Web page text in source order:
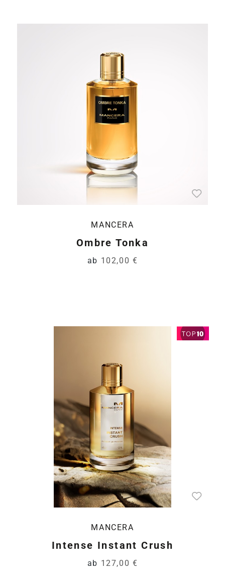
MANCERA
Ombre Tonka
ab 102,00 €
MANCERA
Intense Instant Crush
ab 127,00 €